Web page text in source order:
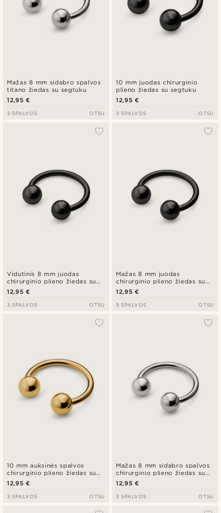
Mažas 8 mm sidabro spalvos
titano žiedas su segtuku
12,95 €
3 SPALVOS OTSU
10 mm juodas chirurginio
plieno žiedas su segtuku
12,95 €
3 SPALVOS OTSU
Vidutinis 8 mm juodas
chirurginio plieno žiedas su
segtuku
12,95 €
3 SPALVOS OTSU
Mažas 8 mm juodas
chirurginio plieno žiedas su
segtuku
12,95 €
3 SPALVOS OTSU
10 mm auksinės spalvos
chirurginio plieno žiedas su
segtuku
12,95 €
3 SPALVOS OTSU
Mažas 8 mm sidabro spalvos
chirurginio plieno žiedas su
segtuku
12,95 €
3 SPALVOS OTSU